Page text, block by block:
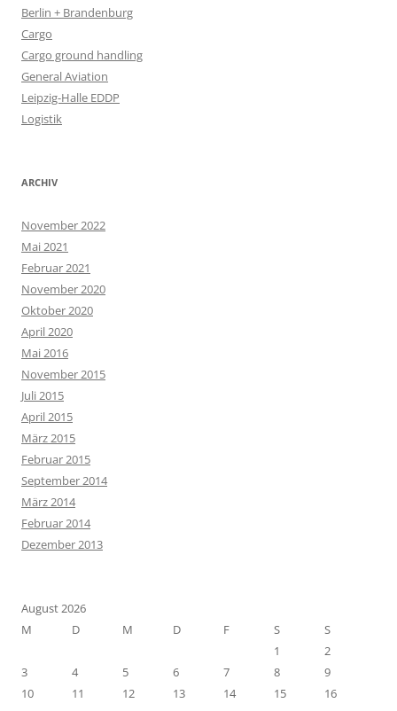
Berlin + Brandenburg
Cargo
Cargo ground handling
General Aviation
Leipzig-Halle EDDP
Logistik
ARCHIV
November 2022
Mai 2021
Februar 2021
November 2020
Oktober 2020
April 2020
Mai 2016
November 2015
Juli 2015
April 2015
März 2015
Februar 2015
September 2014
März 2014
Februar 2014
Dezember 2013
August 2026
M
D M D F S
S
1
2
3
4 5 6 7 8
9
10
11 12 13 14 15
16